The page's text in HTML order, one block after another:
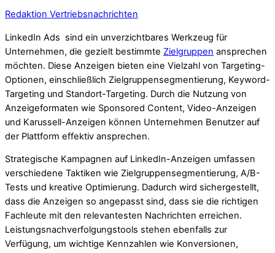
Redaktion Vertriebsnachrichten
LinkedIn Ads sind ein unverzichtbares Werkzeug für
Unternehmen, die gezielt bestimmte Zielgruppen ansprechen
möchten. Diese Anzeigen bieten eine Vielzahl von Targeting-
Optionen, einschließlich Zielgruppensegmentierung, Keyword-
Targeting und Standort-Targeting. Durch die Nutzung von
Anzeigeformaten wie Sponsored Content, Video-Anzeigen
und Karussell-Anzeigen können Unternehmen Benutzer auf
der Plattform effektiv ansprechen.
Strategische Kampagnen auf LinkedIn-Anzeigen umfassen
verschiedene Taktiken wie Zielgruppensegmentierung, A/B-
Tests und kreative Optimierung. Dadurch wird sichergestellt,
dass die Anzeigen so angepasst sind, dass sie die richtigen
Fachleute mit den relevantesten Nachrichten erreichen.
Leistungsnachverfolgungstools stehen ebenfalls zur
Verfügung, um wichtige Kennzahlen wie Konversionen,